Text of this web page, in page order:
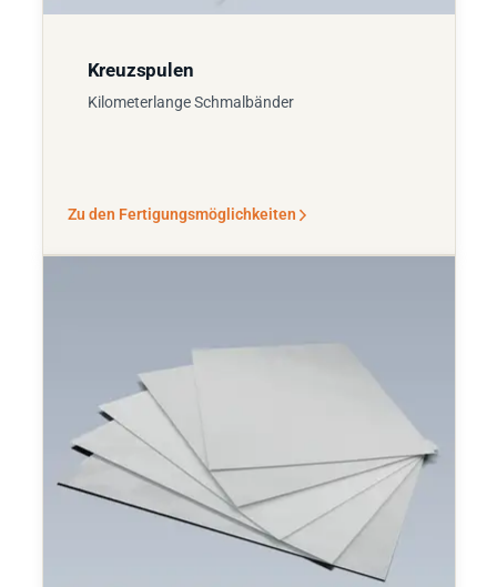
Kreuzspulen
Kilometerlange Schmalbänder
Zu den Fertigungsmöglichkeiten